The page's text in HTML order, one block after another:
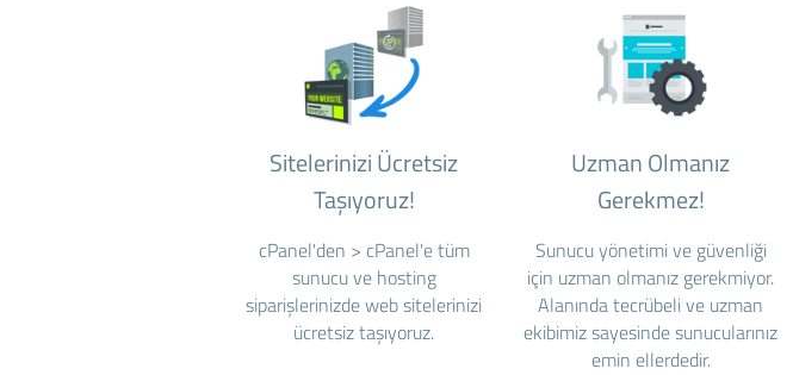
Sitelerinizi Ücretsiz
Taşıyoruz!
cPanel'den > cPanel'e tüm
sunucu ve hosting
siparişlerinizde web sitelerinizi
ücretsiz taşıyoruz.
Uzman Olmanız
Gerekmez!
Sunucu yönetimi ve güvenliği
için uzman olmanız gerekmiyor.
Alanında tecrübeli ve uzman
ekibimiz sayesinde sunucularınız
emin ellerdedir.